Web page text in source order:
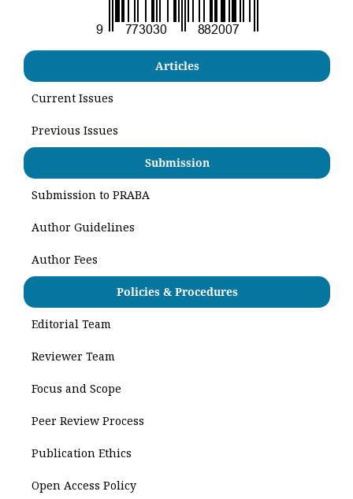
Articles
Current Issues
Previous Issues
Submission
Submission to PRABA
Author Guidelines
Author Fees
Policies & Procedures
Editorial Team
Reviewer Team
Focus and Scope
Peer Review Process
Publication Ethics
Open Access Policy